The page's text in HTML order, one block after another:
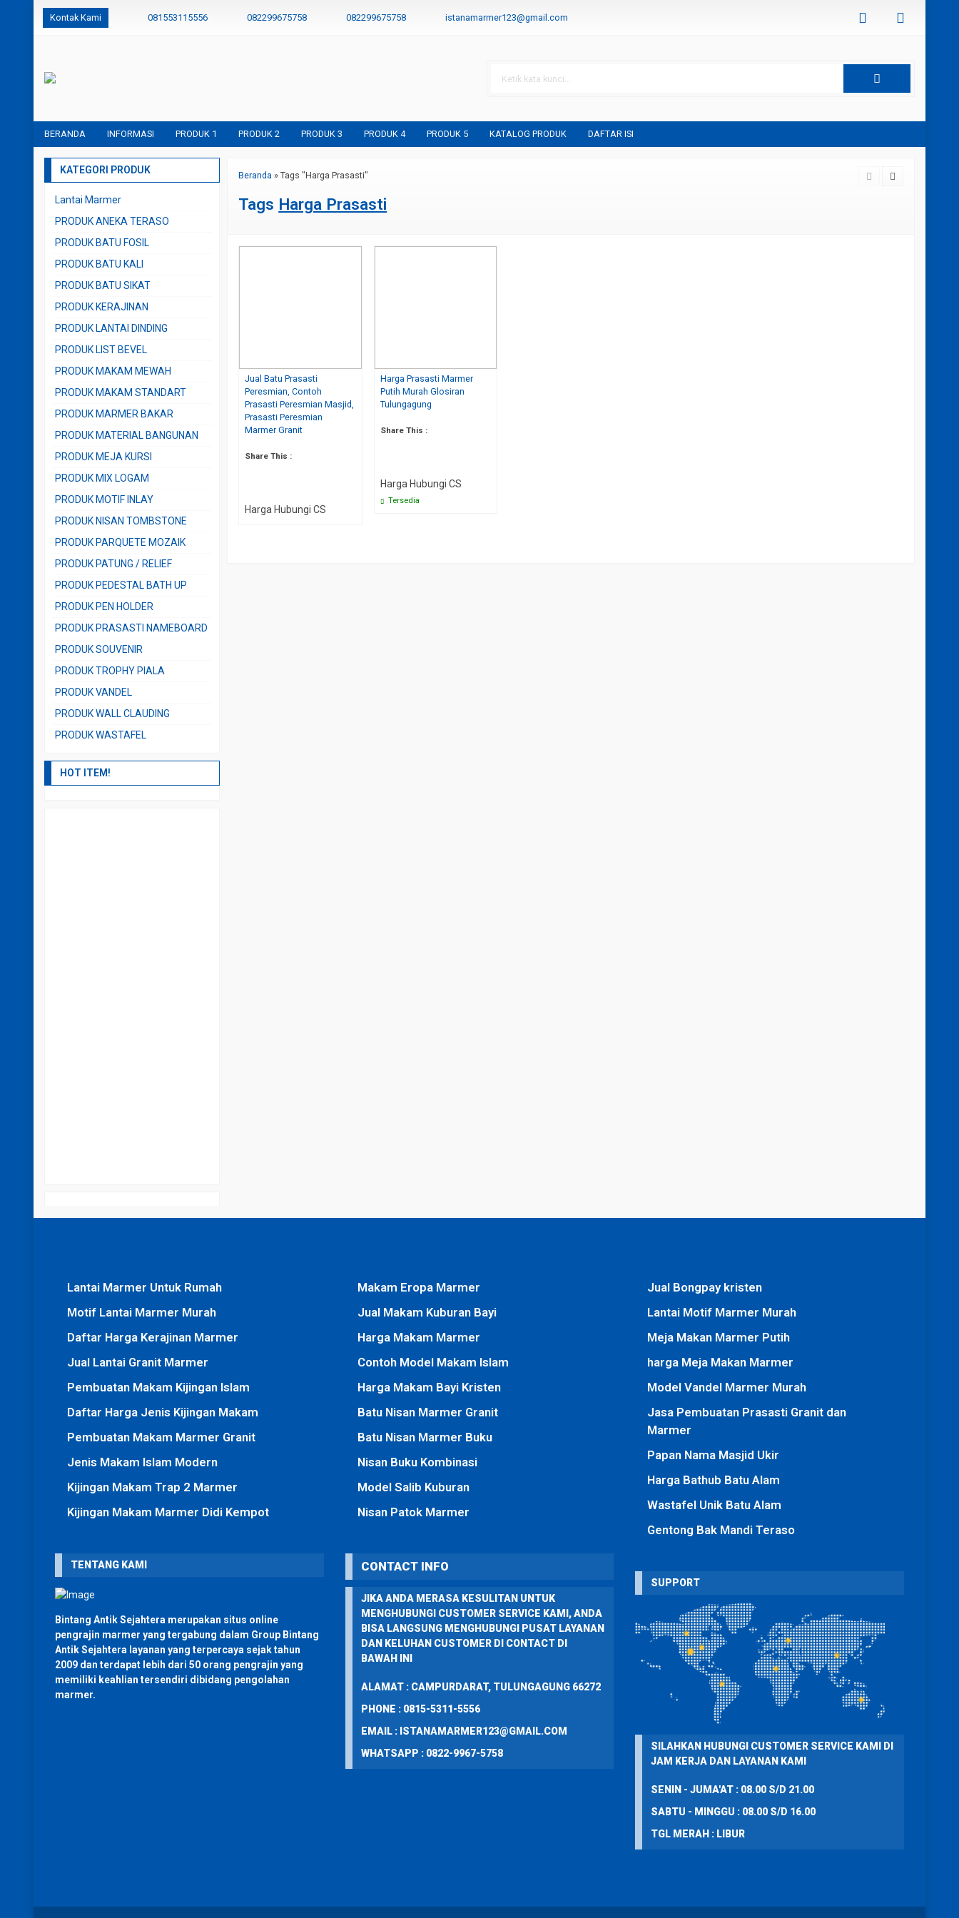
Kontak Kami 081553115556 082299675758 082299675758 istanamarmer123@gmail.com
BERANDA INFORMASI PRODUK 1 PRODUK 2 PRODUK 3 PRODUK 4 PRODUK 5 KATALOG PRODUK DAFTAR ISI
Beranda »Tags "Harga Prasasti"
Tags Harga Prasasti
Jual Batu Prasasti
Peresmian, Contoh
Prasasti Peresmian Masjid,
Prasasti Peresmian
Marmer Granit
Share This :
Harga Hubungi CS
Harga Prasasti Marmer
Putih Murah Glosiran
Tulungagung
Share This :
Harga Hubungi CS
Tersedia
KATEGORI PRODUK
Lantai Marmer
PRODUK ANEKA TERASO
PRODUK BATU FOSIL
PRODUK BATU KALI
PRODUK BATU SIKAT
PRODUK KERAJINAN
PRODUK LANTAI DINDING
PRODUK LIST BEVEL
PRODUK MAKAM MEWAH
PRODUK MAKAM STANDART
PRODUK MARMER BAKAR
PRODUK MATERIAL BANGUNAN
PRODUK MEJA KURSI
PRODUK MIX LOGAM
PRODUK MOTIF INLAY
PRODUK NISAN TOMBSTONE
PRODUK PARQUETE MOZAIK
PRODUK PATUNG / RELIEF
PRODUK PEDESTAL BATH UP
PRODUK PEN HOLDER
PRODUK PRASASTI NAMEBOARD
PRODUK SOUVENIR
PRODUK TROPHY PIALA
PRODUK VANDEL
PRODUK WALL CLAUDING
PRODUK WASTAFEL
HOT ITEM!
Lantai Marmer Untuk Rumah
Motif Lantai Marmer Murah
Daftar Harga Kerajinan Marmer
Jual Lantai Granit Marmer
Pembuatan Makam Kijingan Islam
Daftar Harga Jenis Kijingan Makam
Pembuatan Makam Marmer Granit
Jenis Makam Islam Modern
Kijingan Makam Trap 2 Marmer
Kijingan Makam Marmer Didi Kempot
TENTANG KAMI
Bintang Antik Sejahtera merupakan situs online
pengrajin marmer yang tergabung dalam Group Bintang
Antik Sejahtera layanan yang terpercaya sejak tahun
2009 dan terdapat lebih dari 50 orang pengrajin yang
memiliki keahlian tersendiri dibidang pengolahan
marmer.
Makam Eropa Marmer
Jual Makam Kuburan Bayi
Harga Makam Marmer
Contoh Model Makam Islam
Harga Makam Bayi Kristen
Batu Nisan Marmer Granit
Batu Nisan Marmer Buku
Nisan Buku Kombinasi
Model Salib Kuburan
Nisan Patok Marmer
CONTACT INFO
JIKA ANDA MERASA KESULITAN UNTUK
MENGHUBUNGI CUSTOMER SERVICE KAMI, ANDA
BISA LANGSUNG MENGHUBUNGI PUSAT LAYANAN
DAN KELUHAN CUSTOMER DI CONTACT DI
BAWAH INI
ALAMAT : CAMPURDARAT, TULUNGAGUNG 66272
PHONE : 0815-5311-5556
EMAIL : ISTANAMARMER123@GMAIL.COM
WHATSAPP : 0822-9967-5758
Jual Bongpay kristen
Lantai Motif Marmer Murah
Meja Makan Marmer Putih
harga Meja Makan Marmer
Model Vandel Marmer Murah
Jasa Pembuatan Prasasti Granit dan
Marmer
Papan Nama Masjid Ukir
Harga Bathub Batu Alam
Wastafel Unik Batu Alam
Gentong Bak Mandi Teraso
SUPPORT
SILAHKAN HUBUNGI CUSTOMER SERVICE KAMI DI
JAM KERJA DAN LAYANAN KAMI
SENIN - JUMA'AT : 08.00 S/D 21.00
SABTU - MINGGU : 08.00 S/D 16.00
TGL MERAH : LIBUR